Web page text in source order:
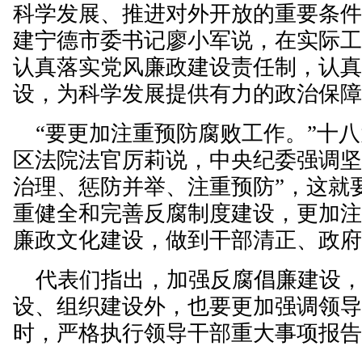
科学发展、推进对外开放的重要条
建宁德市委书记廖小军说，在实际
认真落实党风廉政建设责任制，认
设，为科学发展提供有力的政治保
“要更加注重预防腐败工作。”十
区法院法官厉莉说，中央纪委强调
治理、惩防并举、注重预防”，这就
重健全和完善反腐制度建设，更加
廉政文化建设，做到干部清正、政
代表们指出，加强反腐倡廉建设
设、组织建设外，也要更加强调领
时，严格执行领导干部重大事项报